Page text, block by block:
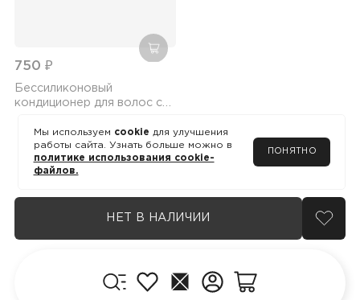
Меню
Избранное
ГлавнаяЛичный кабинет
НЕТ В НАЛИЧИИ
добавить в корзину
750 ₽
Бессиликоновый
кондиционер для волос с
Мы используем cookie для улучшения
работы сайта. Узнать больше можно в
политике использования cookie-
файлов.
ПОНЯТНО